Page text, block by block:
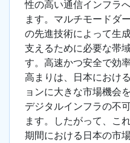
性の高い通信インフラ
ます。マルチモードダ
の先進技術によって生
支えるために必要な帯
す。高速かつ安全で効
高まりは、日本におけ
ョンに大きな市場機会
デジタルインフラの不
ます。したがって、こ
期間における日本の市